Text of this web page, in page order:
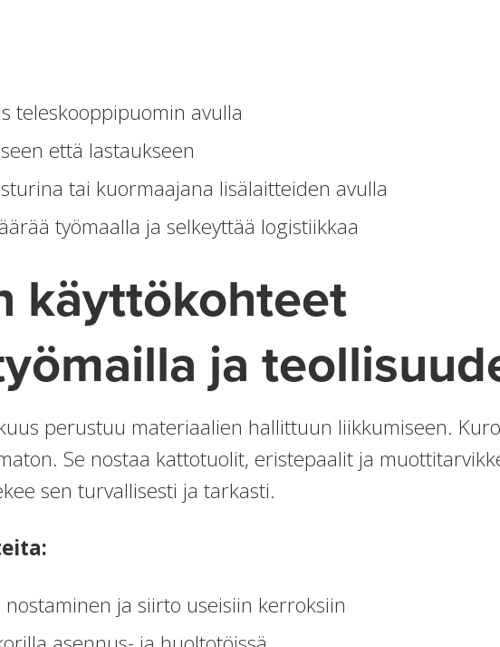
teleskooppipuomin avulla
että lastaukseen
tai kuormaajana lisälaitteiden avulla
työmaalla ja selkeyttää logistiikkaa
käyttökohteet
ja
perustuu materiaalien hallittuun liikkumiseen.
Se nostaa kattotuolit, eristepaalit ja
sen turvallisesti ja tarkasti.
ja siirto useisiin kerroksiin